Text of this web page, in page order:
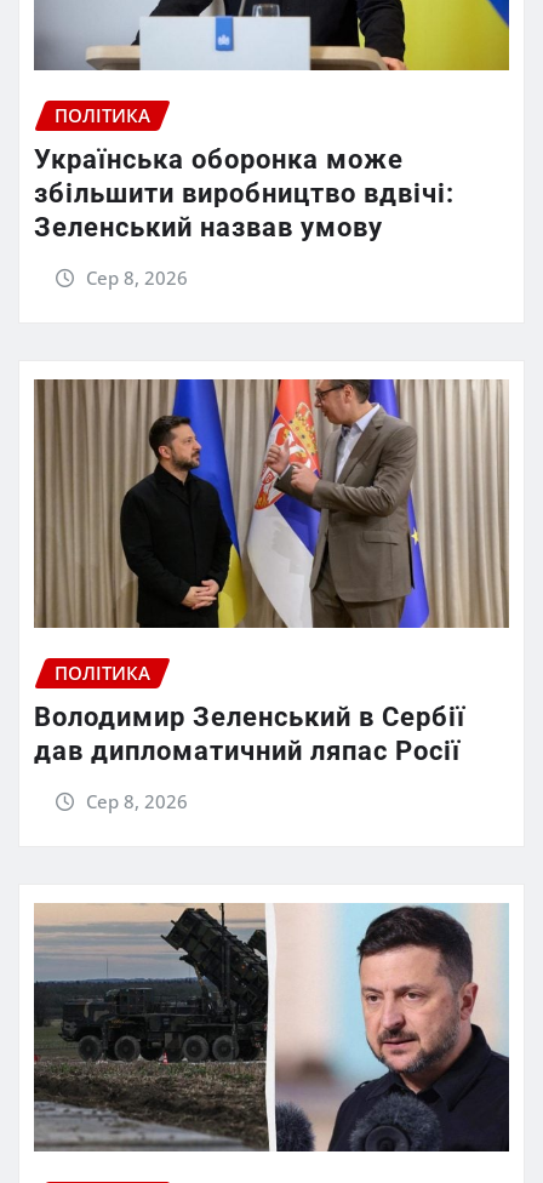
ПОЛІТИКА
Українська оборонка може
збільшити виробництво вдвічі:
Зеленський назвав умову
Сер 8, 2026
ПОЛІТИКА
Володимир Зеленський в Сербії
дав дипломатичний ляпас Росії
Сер 8, 2026